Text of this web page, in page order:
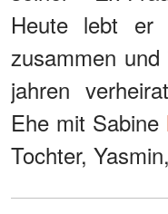
Heute lebt er
zusammen
jahren
Ehe mit Sabine
Tochter,